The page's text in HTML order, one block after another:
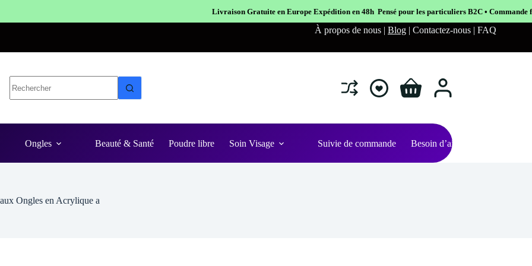
Livraison Gratuite en EuropeExpédition en 48h Pensé pour les particuliers B2C • Commande facile et sécurisé
À propos de nous | Blog | Contactez-nous | FAQ
Shopping
Ongles Beauté & Santé Poudre libre Soin Visage Suivie de commande Besoin d’aide ?
Ongles en Acrylique a